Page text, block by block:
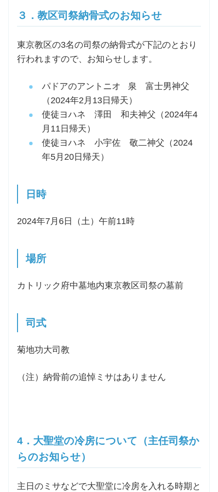
３．教区司祭納骨式のお知らせ
東京教区の3名の司祭の納骨式が下記のとおり
行われますので、お知らせします。
パドアのアントニオ 泉 富士男神父
（2024年2月13日帰天）
使徒ヨハネ 澤田 和夫神父（2024年4
月11日帰天）
使徒ヨハネ 小宇佐 敬二神父（2024
年5月20日帰天）
日時
2024年7月6日（土）午前11時
場所
カトリック府中墓地内東京教区司祭の墓前
司式
菊地功大司教
（注）納骨前の追悼ミサはありません
4．大聖堂の冷房について（主任司祭か
らのお知らせ）
主日のミサなどで大聖堂に冷房を入れる時期と